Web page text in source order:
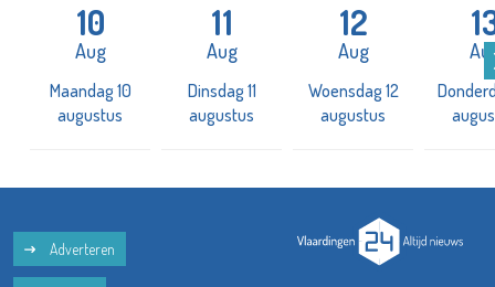
10
Aug
Maandag 10
augustus
11
Aug
Dinsdag 11
augustus
12
Aug
Woensdag 12
augustus
Adverteren